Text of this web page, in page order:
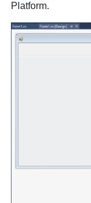
Platform.